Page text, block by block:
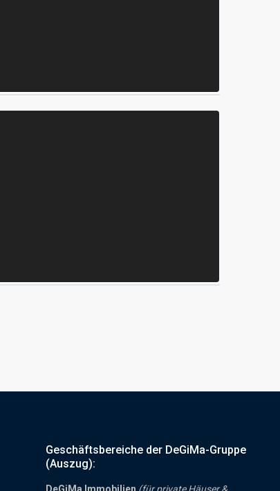
Geschäftsbereiche der DeGiMa-Gruppe
(Auszug):